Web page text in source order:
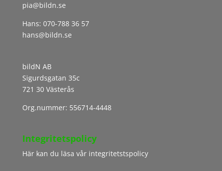
pia@bildn.se
Hans: 070-788 36 57
hans@bildn.se
bildN AB
Sigurdsgatan 35c
721 30 Västerås
Org.nummer: 556714-4448
Integritetspolicy
Här kan du läsa vår integritetstspolicy